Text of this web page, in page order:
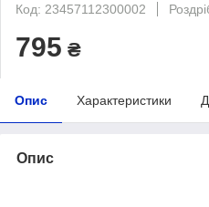
Код: 23457112300002
795 ₴
Опис Характеристики
Опис